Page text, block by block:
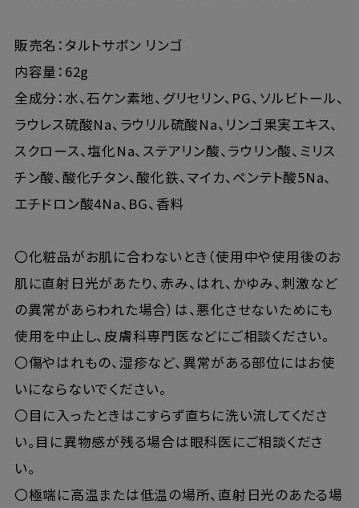
販売名：タルトサボン リンゴ
内容量：62g
全成分：水、石ケン素地、グリセリン、PG、ソルビトール、
ラウレス硫酸Na、ラウリル硫酸Na、リンゴ果実エキス、
スクロース、塩化Na、ステアリン酸、ラウリン酸、ミリス
チン酸、酸化チタン、酸化鉄、マイカ、ペンテト酸5Na、
エチドロン酸4Na、BG、香料
〇化粧品がお肌に合わないとき（使用中や使用後のお
肌に直射日光があたり、赤み、はれ、かゆみ、刺激など
の異常があらわれた場合）は、悪化させないためにも
使用を中止し、皮膚科専門医などにご相談ください。
〇傷やはれもの、湿疹など、異常がある部位にはお使
いにならないでください。
〇目に入ったときはこすらず直ちに洗い流してくださ
い。目に異物感が残る場合は眼科医にご相談くださ
い。
〇極端に高温または低温の場所、直射日光のあたる場